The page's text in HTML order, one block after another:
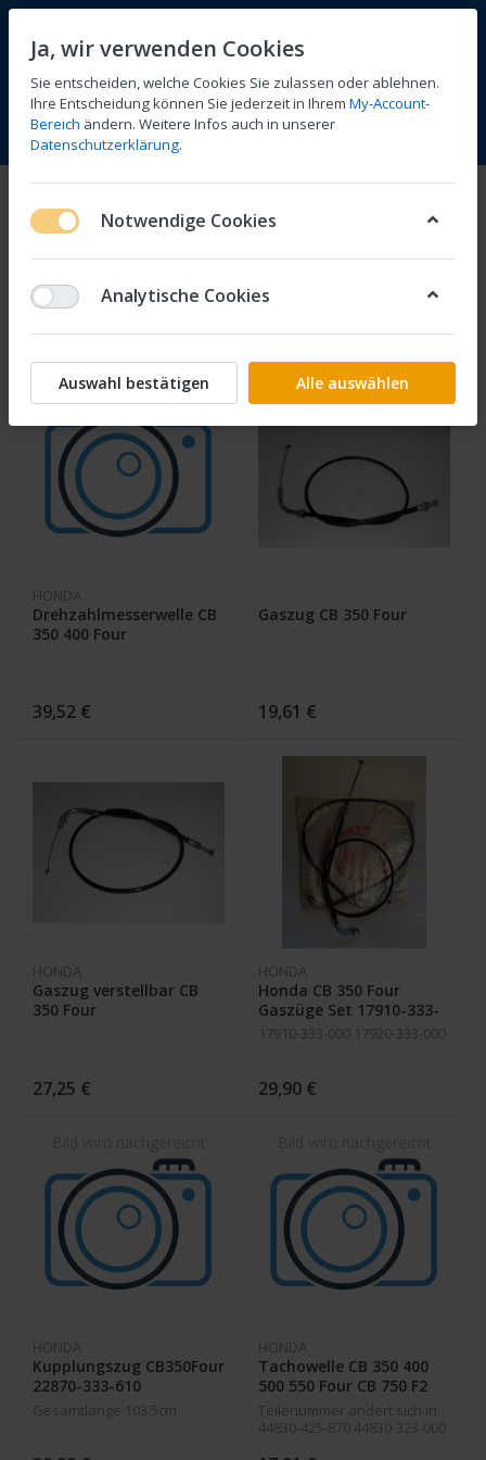
Menü Anmelden Vergleichen Wunschliste
Bowdenzüge
Filtern Sortieren
HONDA
Drehzahlmesserwelle CB
350 400 Four
39,52 €
Gaszug CB 350 Four
19,61 €
HONDA
Gaszug verstellbar CB
350 Four
27,25 €
HONDA
Honda CB 350 Four
Gaszüge Set 17910-333-
000 hoher Lenker
17910-333-000 17920-333-000
29,90 €
HONDA
Kupplungszug CB350Four
22870-333-610
Gesamtlänge 103,5cm
HONDA
Tachowelle CB 350 400
500 550 Four CB 750 F2
Teilenummer ändert sich in
44830-425-870 44830-323-000
Ja, wir verwenden Cookies
Sie entscheiden, welche Cookies Sie zulassen oder ablehnen.
Ihre Entscheidung können Sie jederzeit in Ihrem My-Account-
Bereich ändern. Weitere Infos auch in unserer
Datenschutzerklärung.
Notwendige Cookies
Analytische Cookies
Auswahl bestätigen Alle auswählen